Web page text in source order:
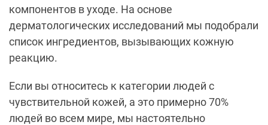
компонентов в уходе. На основе
дерматологических исследований мы подобрали
список ингредиентов, вызывающих кожную
реакцию.
Если вы относитесь к категории людей с
чувствительной кожей, а это примерно 70%
людей во всем мире, мы настоятельно